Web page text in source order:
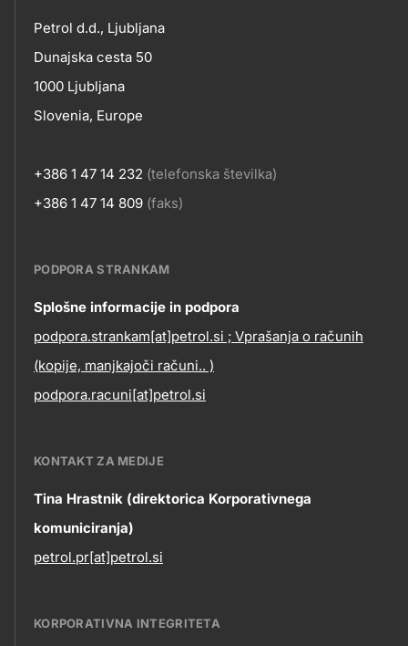
skupno.footer-
title???
Kontakt
Petrol d.d., Ljubljana
Dunajska cesta 50
1000 Ljubljana
Slovenia, Europe
+386 1 47 14 232 (telefonska številka)
+386 1 47 14 809 (faks)
Contact
information
PODPORA STRANKAM
Splošne informacije in podpora
podpora.strankam[at]petrol.si ; Vprašanja o računih
(kopije, manjkajoči računi.. )
podpora.racuni[at]petrol.si
KONTAKT ZA MEDIJE
Tina Hrastnik (direktorica Korporativnega
komuniciranja)
petrol.pr[at]petrol.si
KORPORATIVNA INTEGRITETA